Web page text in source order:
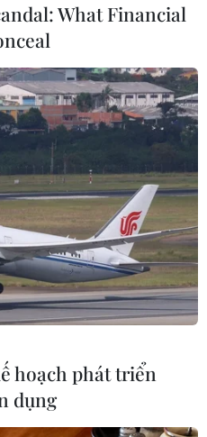
dự khai mạc Tuần Văn hóa-
trình giao lưu biểu diễn
Nhật Bản với chủ đề 'Hà
Doãn Tấn/TTXVN)
What Financial
hoạch phát triển
dụng